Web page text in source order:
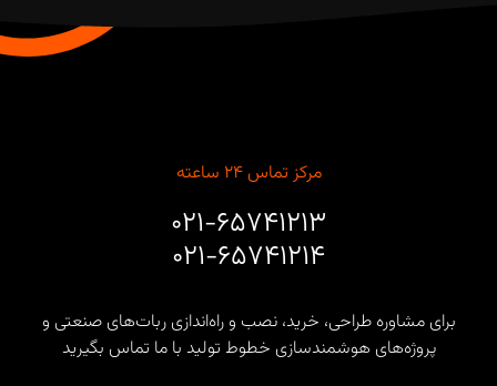
مرکز تماس ۲۴ ساعته
۰۲۱-۶۵۷۴۱۲۱۳
۰۲۱-۶۵۷۴۱۲۱۴
برای مشاوره طراحی، خرید، نصب و راه‌اندازی ربات‌های صنعتی و
پروژه‌های هوشمندسازی خطوط تولید با ما تماس بگیرید